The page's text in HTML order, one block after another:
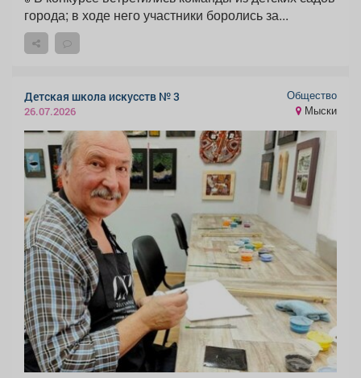
города; в ходе него участники боролись за...
Детская школа искусств № 3
26.07.2026
Общество
Мыски